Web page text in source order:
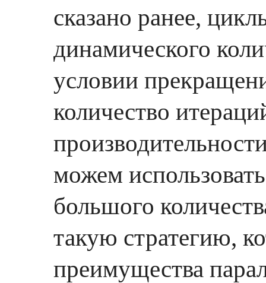
сказано ранее,
динамического
условии
количество
можем
большого
такую стратегию,
преимущества